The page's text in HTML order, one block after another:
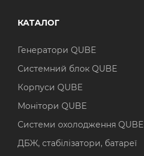
КАТАЛОГ
Генератори QUBE
Системний блок QUBE
Корпуси QUBE
Монітори QUBE
Системи охолодження QUBE
ДБЖ, стабілізатори, батареї